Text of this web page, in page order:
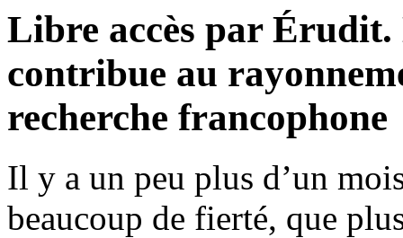
Libre accès par
contribue au
recherche francophone
Il y a un peu plus d’un
beaucoup de fierté, que